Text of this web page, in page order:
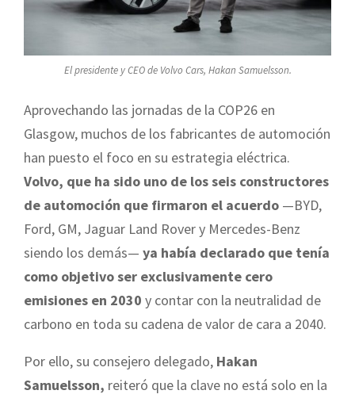
El presidente y CEO de Volvo Cars, Hakan Samuelsson.
Aprovechando las jornadas de la COP26 en
Glasgow, muchos de los fabricantes de automoción
han puesto el foco en su estrategia eléctrica.
Volvo, que ha sido uno de los seis constructores
de automoción que firmaron el acuerdo —BYD,
Ford, GM, Jaguar Land Rover y Mercedes-Benz
siendo los demás— ya había declarado que tenía
como objetivo ser exclusivamente cero
emisiones en 2030 y contar con la neutralidad de
carbono en toda su cadena de valor de cara a 2040.
Por ello, su consejero delegado, Hakan
Samuelsson, reiteró que la clave no está solo en la